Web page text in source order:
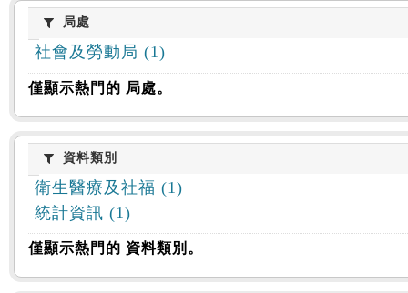
:::
局處局處
社會及勞動局 (1)
僅顯示熱門的 局處。
資料類別
資料類別
衛生醫療及社福 (1)
統計資訊 (1)
僅顯示熱門的 資料類別。